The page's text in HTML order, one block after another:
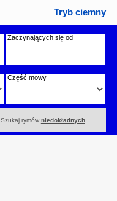
Tryb ciemny
Zaczynających się od
Część mowy
Szukaj rymów niedokładnych